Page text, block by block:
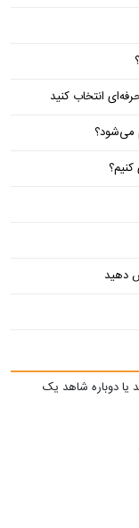
می‌شود؟
دهید
یا دوباره شاهد یک